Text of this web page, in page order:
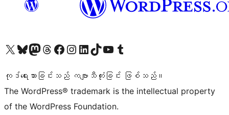
ကျွန်ုပ်တို့၏ X (ယခင် Twitter) အကောင့်သို့ သွားရောက်ကြည့်ရှုပါကျွန်ုပ်တို့၏ Bluesky အကောင့်သို့ ဝင်ရောက်ကြည့်ရှုရန်
ကျွန်ုပ်တို့၏ Mastodon အကောင့်သို့ သွားရောက်ကြည့်ရှုပါကျွန်ုပ်တို့၏ Threads အကောင့်သို့ ဝင်ရောက်ကြည့်ရှုရန်
ကျွန်ုပ်တို့၏ Facebook စာမျက်နှာသို့ သွားရောက်ကြည့်ရှုပါကျွန်ုပ်တို့၏ Instagram အကောင့်သို့ သွားရောက်ကြည့်ရှုပါ ကျွန်ုပ်တို့၏ LinkedIn အကောင့်သို့ သွားရောက်ကြည့်ရှုပါကျွန်ုပ်တို့၏ TikTok အကောင့်သို့ ဝင်ရောက်ကြည့်ရှုရန်
ကျွန်ုပ်တို့၏ YouTube ချန်နယ်သို့ သွားရောက်ကြည့်ရှုပါ ကျွန်ုပ်တို့၏ Tumblr အကောင့်သို့ ဝင်ရောက်ကြည့်ရှုရန်
ကုဒ်ရေးသားခြင်းသည် ကဗျာသီကုံးခြင်း ဖြစ်သည်။
The WordPress® trademark is the intellectual property
of the WordPress Foundation.